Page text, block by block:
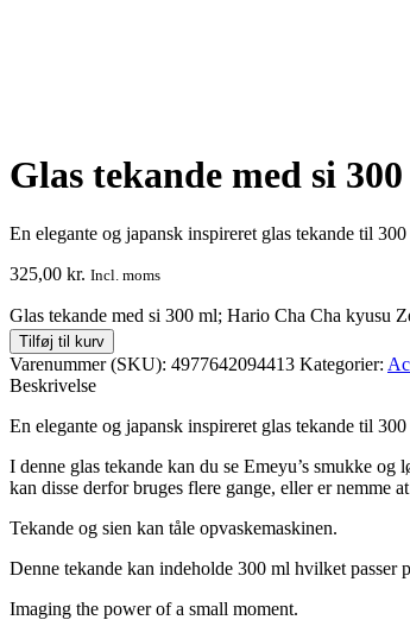
Glas tekande med si
En elegante og japansk inspireret glas tekande til
325,00 kr. Incl. moms
Glas tekande med si 300 ml; Hario Cha Cha kyusu
Tilføj til kurv
Varenummer (SKU): 4977642094413 Kategorier:
Beskrivelse
En elegante og japansk inspireret glas tekande til
I denne glas tekande kan du se Emeyu’s smukke
kan disse derfor bruges flere gange, eller er nemme
Tekande og sien kan tåle opvaskemaskinen.
Denne tekande kan indeholde 300 ml hvilket
Imaging the power of a small moment.